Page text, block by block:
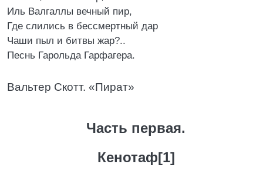
Иль Валгаллы вечный пир,
Где слились в бессмертный дар
Чаши пыл и битвы жар?..
Песнь Гарольда Гарфагера.
Вальтер Скотт. «Пират»
Часть первая.
Кенотаф[1]